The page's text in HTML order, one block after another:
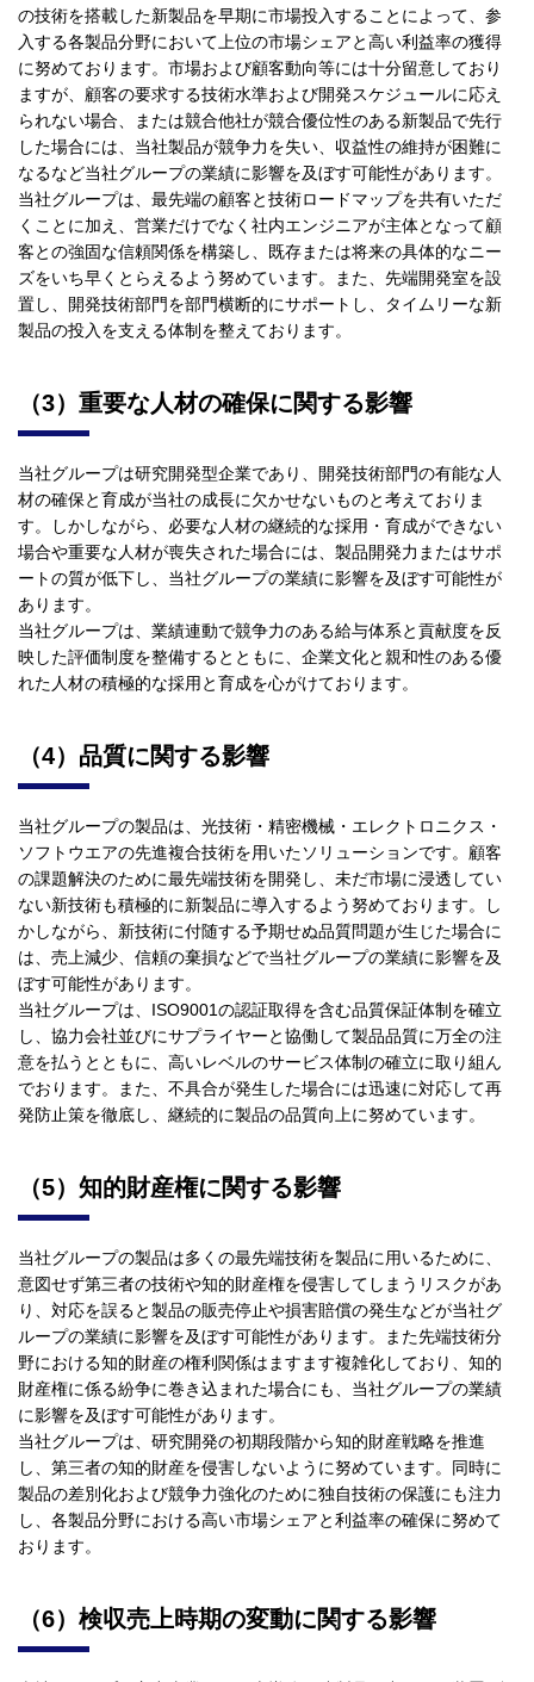
の技術を搭載した新製品を早期に市場投入することによって、参
入する各製品分野において上位の市場シェアと高い利益率の獲得
に努めております。市場および顧客動向等には十分留意しており
ますが、顧客の要求する技術水準および開発スケジュールに応え
られない場合、または競合他社が競合優位性のある新製品で先行
した場合には、当社製品が競争力を失い、収益性の維持が困難に
なるなど当社グループの業績に影響を及ぼす可能性があります。
当社グループは、最先端の顧客と技術ロードマップを共有いただ
くことに加え、営業だけでなく社内エンジニアが主体となって顧
客との強固な信頼関係を構築し、既存または将来の具体的なニー
ズをいち早くとらえるよう努めています。また、先端開発室を設
置し、開発技術部門を部門横断的にサポートし、タイムリーな新
製品の投入を支える体制を整えております。
（3）重要な人材の確保に関する影響
当社グループは研究開発型企業であり、開発技術部門の有能な人
材の確保と育成が当社の成長に欠かせないものと考えておりま
す。しかしながら、必要な人材の継続的な採用・育成ができない
場合や重要な人材が喪失された場合には、製品開発力またはサポ
ートの質が低下し、当社グループの業績に影響を及ぼす可能性が
あります。
当社グループは、業績連動で競争力のある給与体系と貢献度を反
映した評価制度を整備するとともに、企業文化と親和性のある優
れた人材の積極的な採用と育成を心がけております。
（4）品質に関する影響
当社グループの製品は、光技術・精密機械・エレクトロニクス・
ソフトウエアの先進複合技術を用いたソリューションです。顧客
の課題解決のために最先端技術を開発し、未だ市場に浸透してい
ない新技術も積極的に新製品に導入するよう努めております。し
かしながら、新技術に付随する予期せぬ品質問題が生じた場合に
は、売上減少、信頼の棄損などで当社グループの業績に影響を及
ぼす可能性があります。
当社グループは、ISO9001の認証取得を含む品質保証体制を確立
し、協力会社並びにサプライヤーと協働して製品品質に万全の注
意を払うとともに、高いレベルのサービス体制の確立に取り組ん
でおります。また、不具合が発生した場合には迅速に対応して再
発防止策を徹底し、継続的に製品の品質向上に努めています。
（5）知的財産権に関する影響
当社グループの製品は多くの最先端技術を製品に用いるために、
意図せず第三者の技術や知的財産権を侵害してしまうリスクがあ
り、対応を誤ると製品の販売停止や損害賠償の発生などが当社グ
ループの業績に影響を及ぼす可能性があります。また先端技術分
野における知的財産の権利関係はますます複雑化しており、知的
財産権に係る紛争に巻き込まれた場合にも、当社グループの業績
に影響を及ぼす可能性があります。
当社グループは、研究開発の初期段階から知的財産戦略を推進
し、第三者の知的財産を侵害しないように努めています。同時に
製品の差別化および競争力強化のために独自技術の保護にも注力
し、各製品分野における高い市場シェアと利益率の確保に努めて
おります。
（6）検収売上時期の変動に関する影響